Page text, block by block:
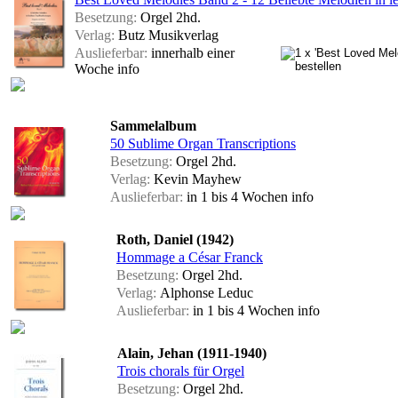
Besetzung: Orgel 2hd.
Verlag: Butz Musikverlag
Auslieferbar: innerhalb einer
Woche info
Sammelalbum
50 Sublime Organ Transcriptions
Besetzung: Orgel 2hd.
Verlag: Kevin Mayhew
Auslieferbar: in 1 bis 4 Wochen info
Roth, Daniel (1942)
Hommage a César Franck
Besetzung: Orgel 2hd.
Verlag: Alphonse Leduc
Auslieferbar: in 1 bis 4 Wochen info
Alain, Jehan (1911-1940)
Trois chorals für Orgel
Besetzung: Orgel 2hd.